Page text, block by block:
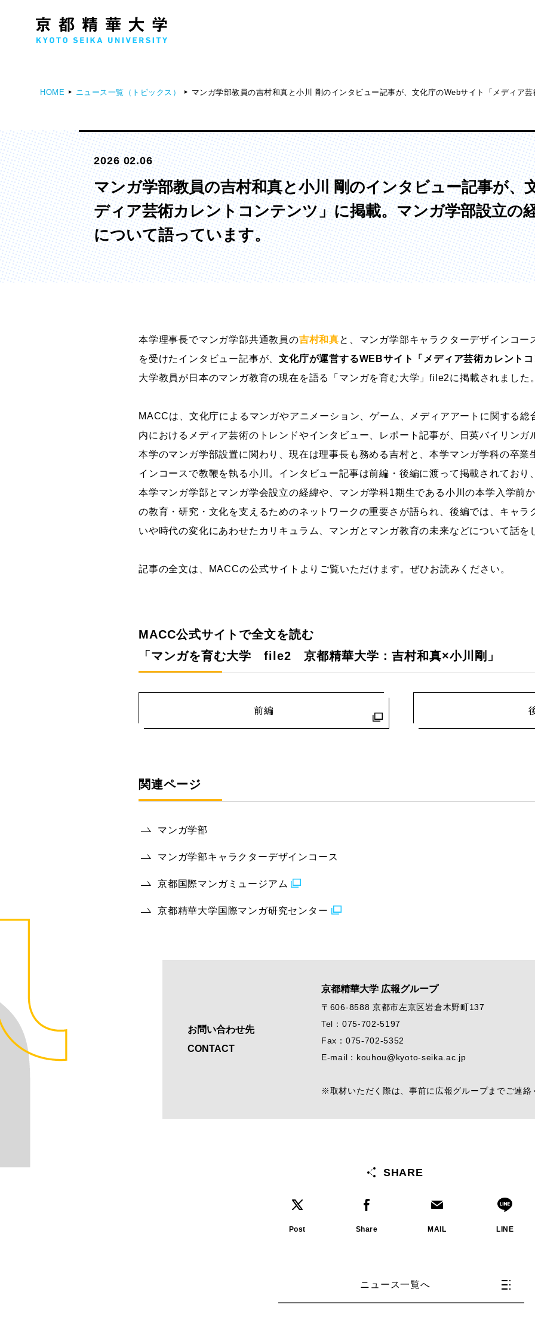
歴史コース
文学コース
社会コース
国際文化コース
国際日本学コース
メディア表現学科 造形学科
デザイン学部
プロダクトデザイン学科
マンガ学部
アニメーションコース
大学院
人文学研究科
HOME ニュース一覧（トピックス） マンガ学部教員の吉村和真と小川 剛のインタビュー記事が、文化庁のWebサイト「メディア
2026 02.06
マンガ学部教員の吉村和真と小川 剛のインタビュー記事が、
ディア芸術カレントコンテンツ」に掲載。マンガ学部設立の
について語っています。
本学理事長でマンガ学部共通教員の吉村和真と、マンガ学部キャラクターデザインコー
を受けたインタビュー記事が、文化庁が運営するWEBサイト「メディア芸術カレント
大学教員が日本のマンガ教育の現在を語る「マンガを育む大学」file2に掲載されました
MACCは、文化庁によるマンガやアニメーション、ゲーム、メディアアートに関する
内におけるメディア芸術のトレンドやインタビュー、レポート記事が、日英バイリンガ
本学のマンガ学部設置に関わり、現在は理事長も務める吉村と、本学マンガ学科の卒業
インコースで教鞭を執る小川。インタビュー記事は前編・後編に渡って掲載されており
本学マンガ学部とマンガ学会設立の経緯や、マンガ学科1期生である小川の本学入学前
の教育・研究・文化を支えるためのネットワークの重要さが語られ、後編では、キャラ
いや時代の変化にあわせたカリキュラム、マンガとマンガ教育の未来などについて話を
記事の全文は、MACCの公式サイトよりご覧いただけます。ぜひお読みください。
MACC公式サイトで全文を読む
「マンガを育む大学 file2 京都精華大学：吉村和真×小川剛」
前編
関連ページ
マンガ学部
マンガ学部キャラクターデザインコース
京都国際マンガミュージアム
京都精華大学国際マンガ研究センター
お問い合わせ先
CONTACT
京都精華大学 広報グループ
〒606-8588 京都市左京区岩倉木野町137
Tel：075-702-5197
Fax：075-702-5352
E-mail：kouhou@kyoto-seika.ac.jp
※取材いただく際は、事前に広報グループまでご連絡
SHARE
Post Share MAIL LINE
ニュース一覧へ